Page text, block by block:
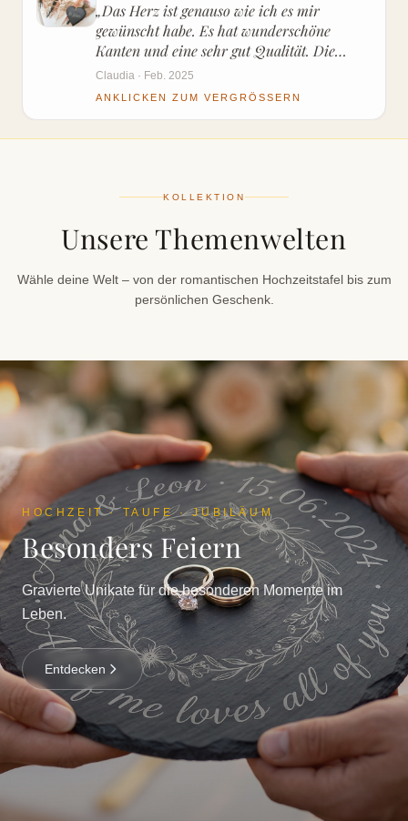
„Das Herz ist genauso wie ich es mir
gewünscht habe. Es hat wunderschöne
Kanten und eine sehr gut Qualität. Die
Bearbeitung meiner Bestellung war auch
erfreulich schnell! Mit dem Versand gab es
eine klare Kaufempfehlung!
Claudia · Feb. 2025
ANKLICKEN ZUM VERGRÖSSERN
KOLLEKTION
Unsere Themenwelten
Wähle deine Welt – von der romantischen Hochzeitstafel bis zum
persönlichen Geschenk.
HOCHZEIT · TAUFE · JUBILÄUM
Besonders Feiern
Gravierte Unikate für die besonderen Momente im
Leben.
Entdecken